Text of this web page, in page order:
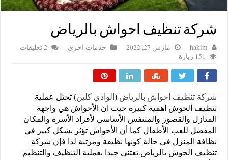
شركة تنظيف احواش بالرياض
hakim مارس 27, 2022 خدمات اخري
2 تعليقات
151 زيارة
شركة تنظيف احواش بالرياض (الوادي كلين) تحتل عملية
تنظيف الحوش اهمية كبيرة حيث ان الأحواش هي واجهة
المنازل والقصور والمتنفس الأساسي لأفراد الأسرة والمكان
المفضل للعب الأطفال كما أن الأحواش تؤثر بشكل كبير في
نظافة المنزل في حالة كونها نظيفة ومرتبة لذا فإن شركة
تنظيف الحوش بالرياض.تعتني جيدا بعملية التنظيف والتنظيم